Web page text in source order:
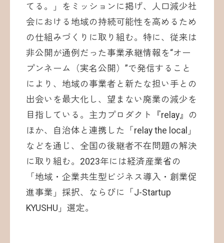
てる。」をミッションに掲げ、人口減少社
会における地域の持続可能性を高めるため
の仕組みづくりに取り組む。特に、従来は
非公開が通例だった事業承継情報を“オー
プンネーム（実名公開）”で発信すること
により、地域の事業者と新たな担い手との
出会いを最大化し、望まない廃業の減少を
目指している。主力プロダクト『relay』の
ほか、自治体と連携した「relay the local」
などを通じ、全国の後継者不在問題の解決
に取り組む。2023年には経済産業省の
「地域・企業共生型ビジネス導入・創業促
進事業」採択、ならびに「J-Startup
KYUSHU」選定。